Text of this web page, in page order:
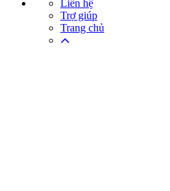
Liên hệ
Trợ giúp
Trang chủ